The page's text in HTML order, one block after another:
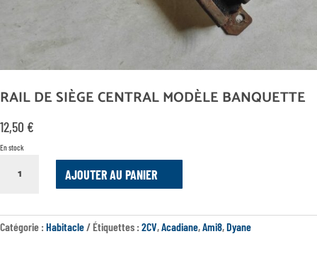
RAIL DE SIÈGE CENTRAL MODÈLE BANQUETTE
12,50 €
En stock
SIÈGE
CENTRAL
AJOUTER AU PANIER
Catégorie : Habitacle Étiquettes : 2CV,Acadiane,Ami8,Dyane